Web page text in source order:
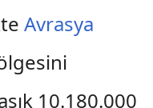
Avrasya
10.180.000